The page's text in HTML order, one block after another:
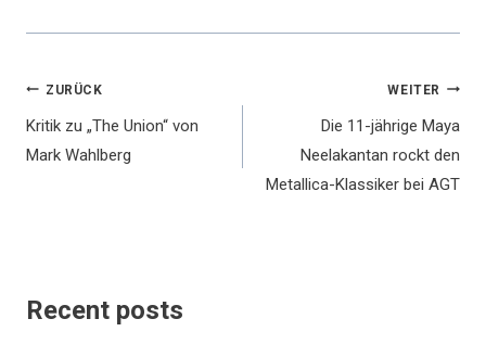
Beitragsnavigation
ZURÜCK
Kritik zu „The Union“ von
Mark Wahlberg
WEITER
Die 11-jährige Maya
Neelakantan rockt den
Metallica-Klassiker bei AGT
Recent posts